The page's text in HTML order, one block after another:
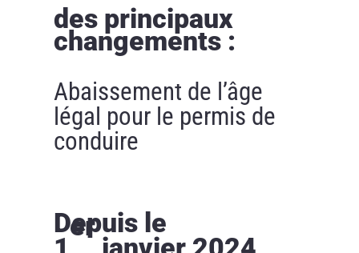
des principaux
changements :
Abaissement de l’âge
légal pour le permis de
conduire
Depuis le
er